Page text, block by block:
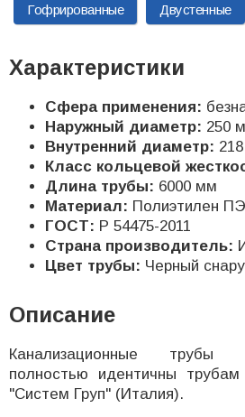
Гофрированные Двустенные
Характеристики
Сфера применения:
Наружный диаметр: 250
Внутренний диаметр:
Класс кольцевой
Длина трубы: 6000 мм
Материал: Полиэтилен
ГОСТ: Р 54475-2011
Страна производитель:
Цвет трубы: Черный
Описание
Канализационные трубы
полностью идентичны трубам
"Систем Груп" (Италия).